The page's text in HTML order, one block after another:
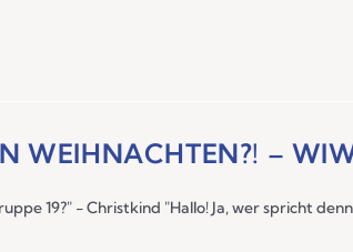
WEIHNACHTEN?! –
19?" - Christkind "Hallo! Ja, wer spricht